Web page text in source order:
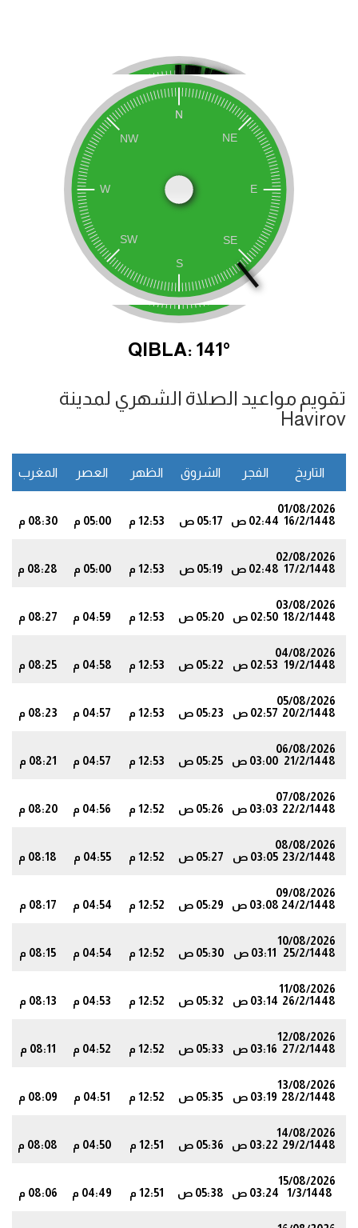
QIBLA: 141°
تقويم مواعيد الصلاة الشهري لمدينة
Havirov
التاريخ الفجر الشروق الظهر العصر المغرب
01/08/2026
16/2/1448 02:44 ص 05:17 ص 12:53 م 05:00 م 08:30 م
02/08/2026
17/2/1448 02:48 ص 05:19 ص 12:53 م 05:00 م 08:28 م
03/08/2026
18/2/1448 02:50 ص 05:20 ص 12:53 م 04:59 م 08:27 م
04/08/2026
19/2/1448 02:53 ص 05:22 ص 12:53 م 04:58 م 08:25 م
05/08/2026
20/2/1448 02:57 ص 05:23 ص 12:53 م 04:57 م 08:23 م
06/08/2026
21/2/1448 03:00 ص 05:25 ص 12:53 م 04:57 م 08:21 م
07/08/2026
22/2/1448 03:03 ص 05:26 ص 12:52 م 04:56 م 08:20 م
08/08/2026
23/2/1448 03:05 ص 05:27 ص 12:52 م 04:55 م 08:18 م
09/08/2026
24/2/1448 03:08 ص 05:29 ص 12:52 م 04:54 م 08:17 م
10/08/2026
25/2/1448
03:11 ص 05:30 ص 12:52 م 04:54 م 08:15 م
11/08/2026
26/2/1448 03:14 ص 05:32 ص 12:52 م 04:53 م 08:13 م
12/08/2026
27/2/1448 03:16 ص 05:33 ص 12:52 م 04:52 م 08:11 م
13/08/2026
28/2/1448 03:19 ص 05:35 ص 12:52 م 04:51 م 08:09 م
14/08/2026
29/2/1448 03:22 ص 05:36 ص 12:51 م 04:50 م 08:08 م
15/08/2026
1/3/1448
03:24 ص 05:38 ص 12:51 م 04:49 م 08:06 م